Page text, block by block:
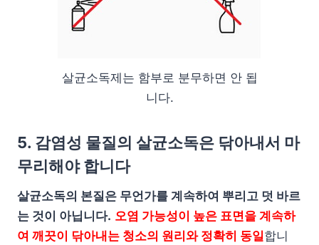
살균소독제는 함부로 분무하면 안 됩
니다.
5. 감염성 물질의 살균소독은 닦아내서 마
무리해야 합니다
살균소독의 본질은 무언가를 계속하여 뿌리고 덧 바르
는 것이 아닙니다. 오염 가능성이 높은 표면을 계속하
여 깨끗이 닦아내는 청소의 원리와 정확히 동일합니